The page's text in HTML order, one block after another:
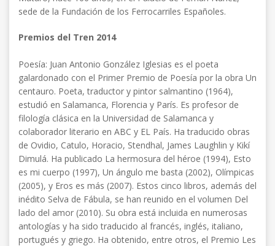
sede de la Fundación de los Ferrocarriles Españoles.
Premios del Tren 2014
Poesía: Juan Antonio González Iglesias es el poeta
galardonado con el Primer Premio de Poesía por la obra Un
centauro. Poeta, traductor y pintor salmantino (1964),
estudió en Salamanca, Florencia y París. Es profesor de
filología clásica en la Universidad de Salamanca y
colaborador literario en ABC y EL País. Ha traducido obras
de Ovidio, Catulo, Horacio, Stendhal, James Laughlin y Kikí
Dimulá. Ha publicado La hermosura del héroe (1994), Esto
es mi cuerpo (1997), Un ángulo me basta (2002), Olímpicas
(2005), y Eros es más (2007). Estos cinco libros, además del
inédito Selva de Fábula, se han reunido en el volumen Del
lado del amor (2010). Su obra está incluida en numerosas
antologías y ha sido traducido al francés, inglés, italiano,
portugués y griego. Ha obtenido, entre otros, el Premio Les